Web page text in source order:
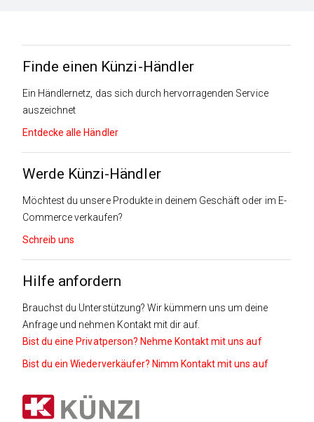
Finde einen Künzi-Händler
Ein Händlernetz, das sich durch hervorragenden Service
auszeichnet
Entdecke alle Händler
Werde Künzi-Händler
Möchtest du unsere Produkte in deinem Geschäft oder im E-
Commerce verkaufen?
Schreib uns
Hilfe anfordern
Brauchst du Unterstützung? Wir kümmern uns um deine
Anfrage und nehmen Kontakt mit dir auf.
Bist du eine Privatperson? Nehme Kontakt mit uns auf
Bist du ein Wiederverkäufer? Nimm Kontakt mit uns auf